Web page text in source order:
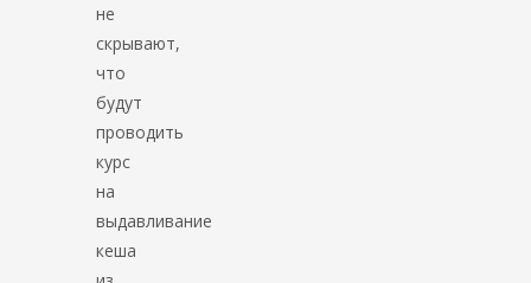
не
скрывают,
что
будут
проводить
курс
на
выдавливание
кеша